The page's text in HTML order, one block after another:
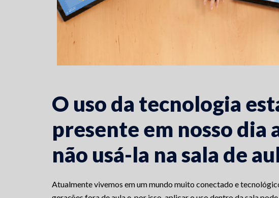
O uso da tecnologia
presente em nosso dia
não usá-la na sala de
Atualmente vivemos em um mundo muito conectado e